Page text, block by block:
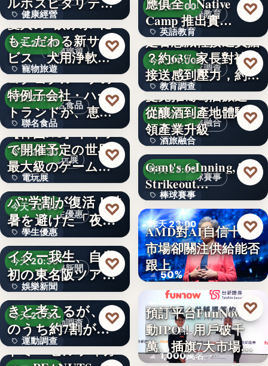
健康經營
120
ィ…
寵物旅遊
今天 20:30
寵物旅遊
38
愛犬の"飲み水"に
もこだわる新サー
ビス 犬用浄軟水
器を全…
♡
聯名食品
今天 20:30
聯名食品
810円
コクヨグループの
特例子会社・ハー
トランドが、恵那
川上屋と…
♡
電玩展
今天 20:30
電玩展
3
【韓国NC】ドイツ
で開催予定の世界
最大級のゲームシ
ョウ「…
♡
學生優惠
今天 20:30
學生優惠
文字
大反響の“神コス
パ”学割が復活！酷
暑を避けた「夜
活」でエ…
♡
娛樂新聞
今天 20:30
娛樂新聞
文字
シンガーソングラ
イター我生、自身
初の東名阪ツアー
が開催決…
♡
運動調查
今天 20:30
運動調查
約９割が運動すべ
きと考えるが、そ
のうち約7割が実
践できて…
♡
トミー ヒルフィガ
英語教育
今天 01:00
英語教育
8,000萬
應俱全！Native
Camp 推出實…
♡
教育調查
今天 01:00
教育調查
63.1%
是否想減輕接送負擔
？約63%家長對補習
接送感到壓力，約…
♡
酒旅融合
昨天 23:16
酒旅融合
96%
捷克推葡萄酒旅遊
從釀酒到產地體驗引
領產業升級
♡
棒球賽事
昨天 23:06
棒球賽事
99
Gant's 6-Inning, 7-
Strikeout…
♡
昨天 23:00
財報分析
50%
AMD對AI自信十足
市場卻關注供給能否
跟上
♡
昨天 22:56
財經科技
1,000萬名
預訂平台FunNow啟
動IPO！用戶破千
萬、插旗7大市場…
♡